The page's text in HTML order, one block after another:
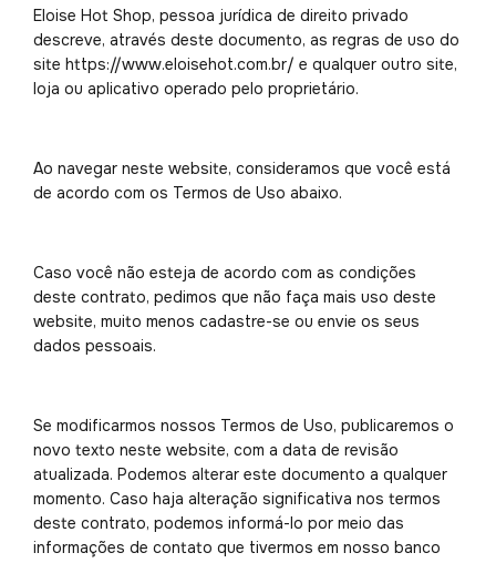
Eloise Hot Shop, pessoa jurídica de direito privado
descreve, através deste documento, as regras de uso do
site https://www.eloisehot.com.br/ e qualquer outro site,
loja ou aplicativo operado pelo proprietário.
Ao navegar neste website, consideramos que você está
de acordo com os Termos de Uso abaixo.
Caso você não esteja de acordo com as condições
deste contrato, pedimos que não faça mais uso deste
website, muito menos cadastre-se ou envie os seus
dados pessoais.
Se modificarmos nossos Termos de Uso, publicaremos o
novo texto neste website, com a data de revisão
atualizada. Podemos alterar este documento a qualquer
momento. Caso haja alteração significativa nos termos
deste contrato, podemos informá-lo por meio das
informações de contato que tivermos em nosso banco